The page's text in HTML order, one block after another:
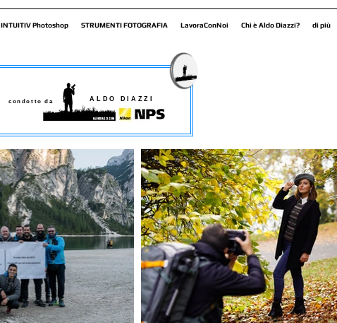
INTUITIV Photoshop STRUMENTI FOTOGRAFIA LavoraConNoi Chi è Aldo Diazzi? di più
condotto da ALDO DIAZZI